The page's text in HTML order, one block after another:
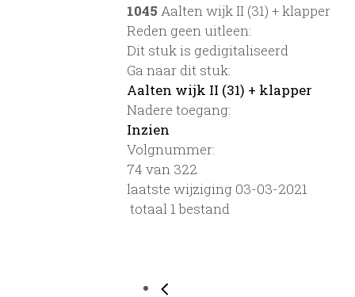
1045 Aalten wijk II (31) + klapper
Reden geen uitleen:
Dit stuk is gedigitaliseerd
Ga naar dit stuk:
Aalten wijk II (31) + klapper
Nadere toegang:
Inzien
Volgnummer:
74 van 322
laatste wijziging 03-03-2021
totaal 1 bestand